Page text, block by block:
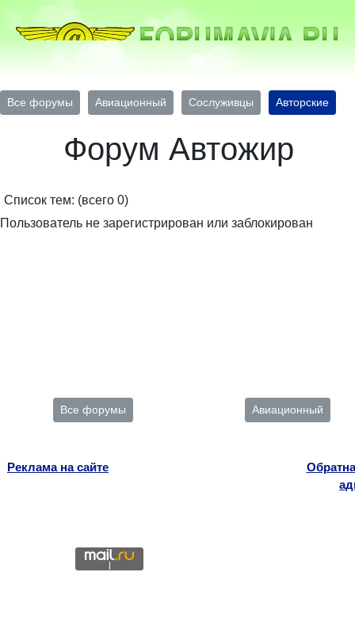
Все форумы Авиационный Сослуживцы Авторские
Форум Автожир
Список тем: (всего 0)
Пользователь не зарегистрирован или заблокирован
Все форумы Авиационный
Реклама на сайте